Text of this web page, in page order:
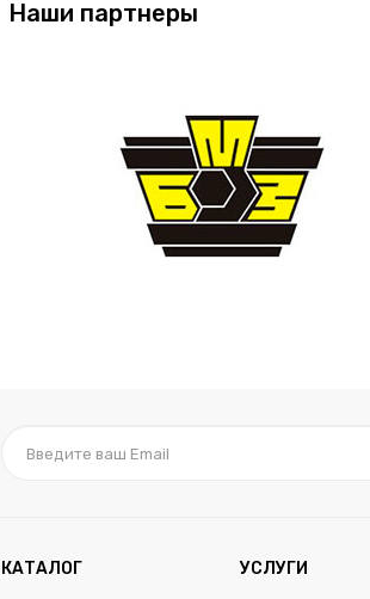
Наши партнеры
КАТАЛОГ УСЛУГИ